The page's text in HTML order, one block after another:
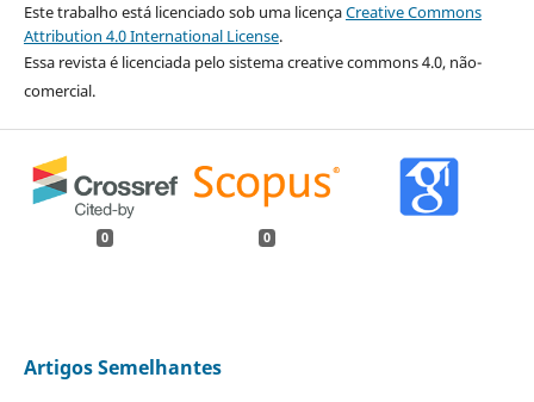
Este trabalho está licenciado sob uma licençaCreative Commons
Attribution 4.0 International License.
Essa revista é licenciada pelo sistema creative commons 4.0, não-
comercial.
0 0
Artigos Semelhantes